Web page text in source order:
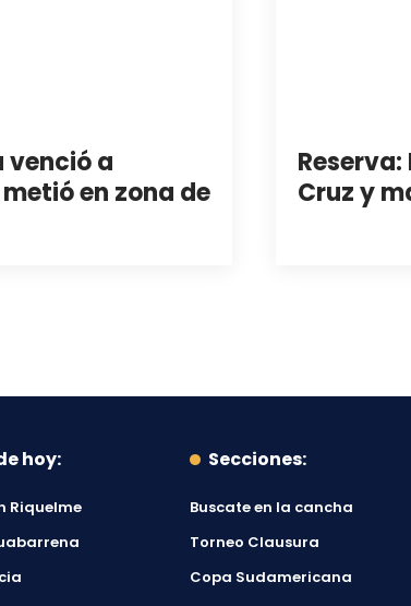
venció a
en zona de
Cruz y
hoy:
Riquelme
Secciones:
Buscate en la cancha
Torneo Clausura
Copa Sudamericana